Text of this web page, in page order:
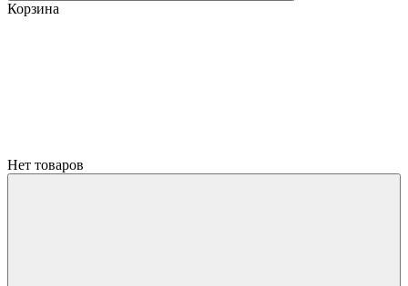
Корзина
Нет товаров